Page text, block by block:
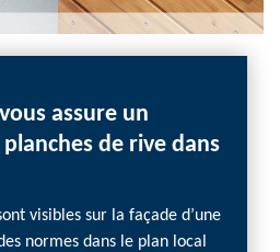
assure un
de rive dans
visibles sur la façade d’une
normes dans le plan local